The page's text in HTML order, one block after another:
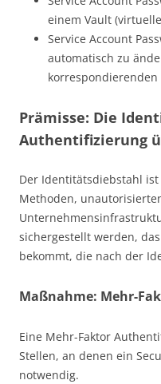
einem Vault
Service Account
automatisch zu
korrespondierenden
Prämisse: Die
Authentifizierung
Der Identitätsdiebstahl
Methoden,
sichergestellt werden,
bekommt, die nach der
Maßnahme: Mehr-
Eine Mehr-Faktor
Stellen, an denen ein
notwendig.